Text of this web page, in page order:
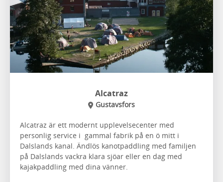
Alcatraz
Gustavsfors
Alcatraz är ett modernt upplevelsecenter med
personlig service i gammal fabrik på en ö mitt i
Dalslands kanal. Ändlös kanotpaddling med familjen
på Dalslands vackra klara sjöar eller en dag med
kajakpaddling med dina vänner.